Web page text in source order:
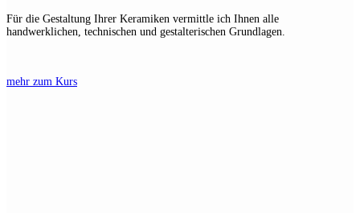
Für die Gestaltung Ihrer Keramiken vermittle ich Ihnen alle
handwerklichen, technischen und gestalterischen Grundlagen.
mehr zum Kurs